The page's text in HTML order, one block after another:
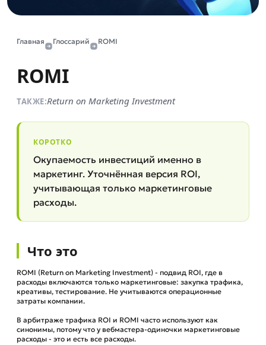
Главная Глоссарий ROMI
ROMI
ТАКЖЕ:Return on Marketing Investment
КОРОТКО
Окупаемость инвестиций именно в
маркетинг. Уточнённая версия ROI,
учитывающая только маркетинговые
расходы.
Что это
ROMI (Return on Marketing Investment) - подвид ROI, где в
расходы включаются только маркетинговые: закупка трафика,
креативы, тестирование. Не учитываются операционные
затраты компании.
В арбитраже трафика ROI и ROMI часто используют как
синонимы, потому что у вебмастера-одиночки маркетинговые
расходы - это и есть все расходы.